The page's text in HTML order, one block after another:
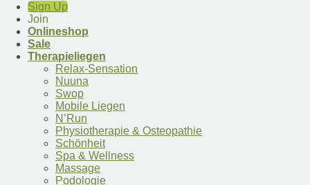
Sign Up
Join
Onlineshop
Sale
Therapieliegen
Relax-Sensation
Nuuna
Swop
Mobile Liegen
N’Run
Physiotherapie & Osteopathie
Schönheit
Spa & Wellness
Massage
Podologie